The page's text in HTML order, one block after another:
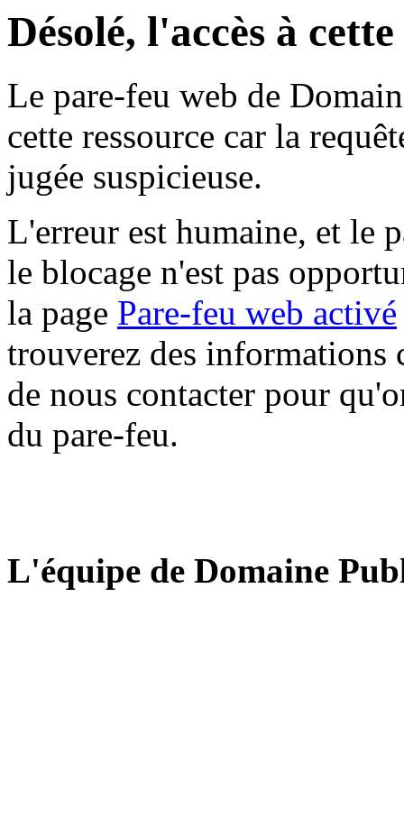
Désolé, l'accès à
Le pare-feu web de
cette ressource car la
jugée suspicieuse.
L'erreur est humaine, et le
le blocage n'est pas
la page Pare-feu web activé
trouverez des informations
de nous contacter pour
du pare-feu.
L'équipe de Domaine